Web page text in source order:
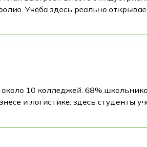
Учёба здесь реально
10 колледжей. 68%
и логистике: здесь студенты